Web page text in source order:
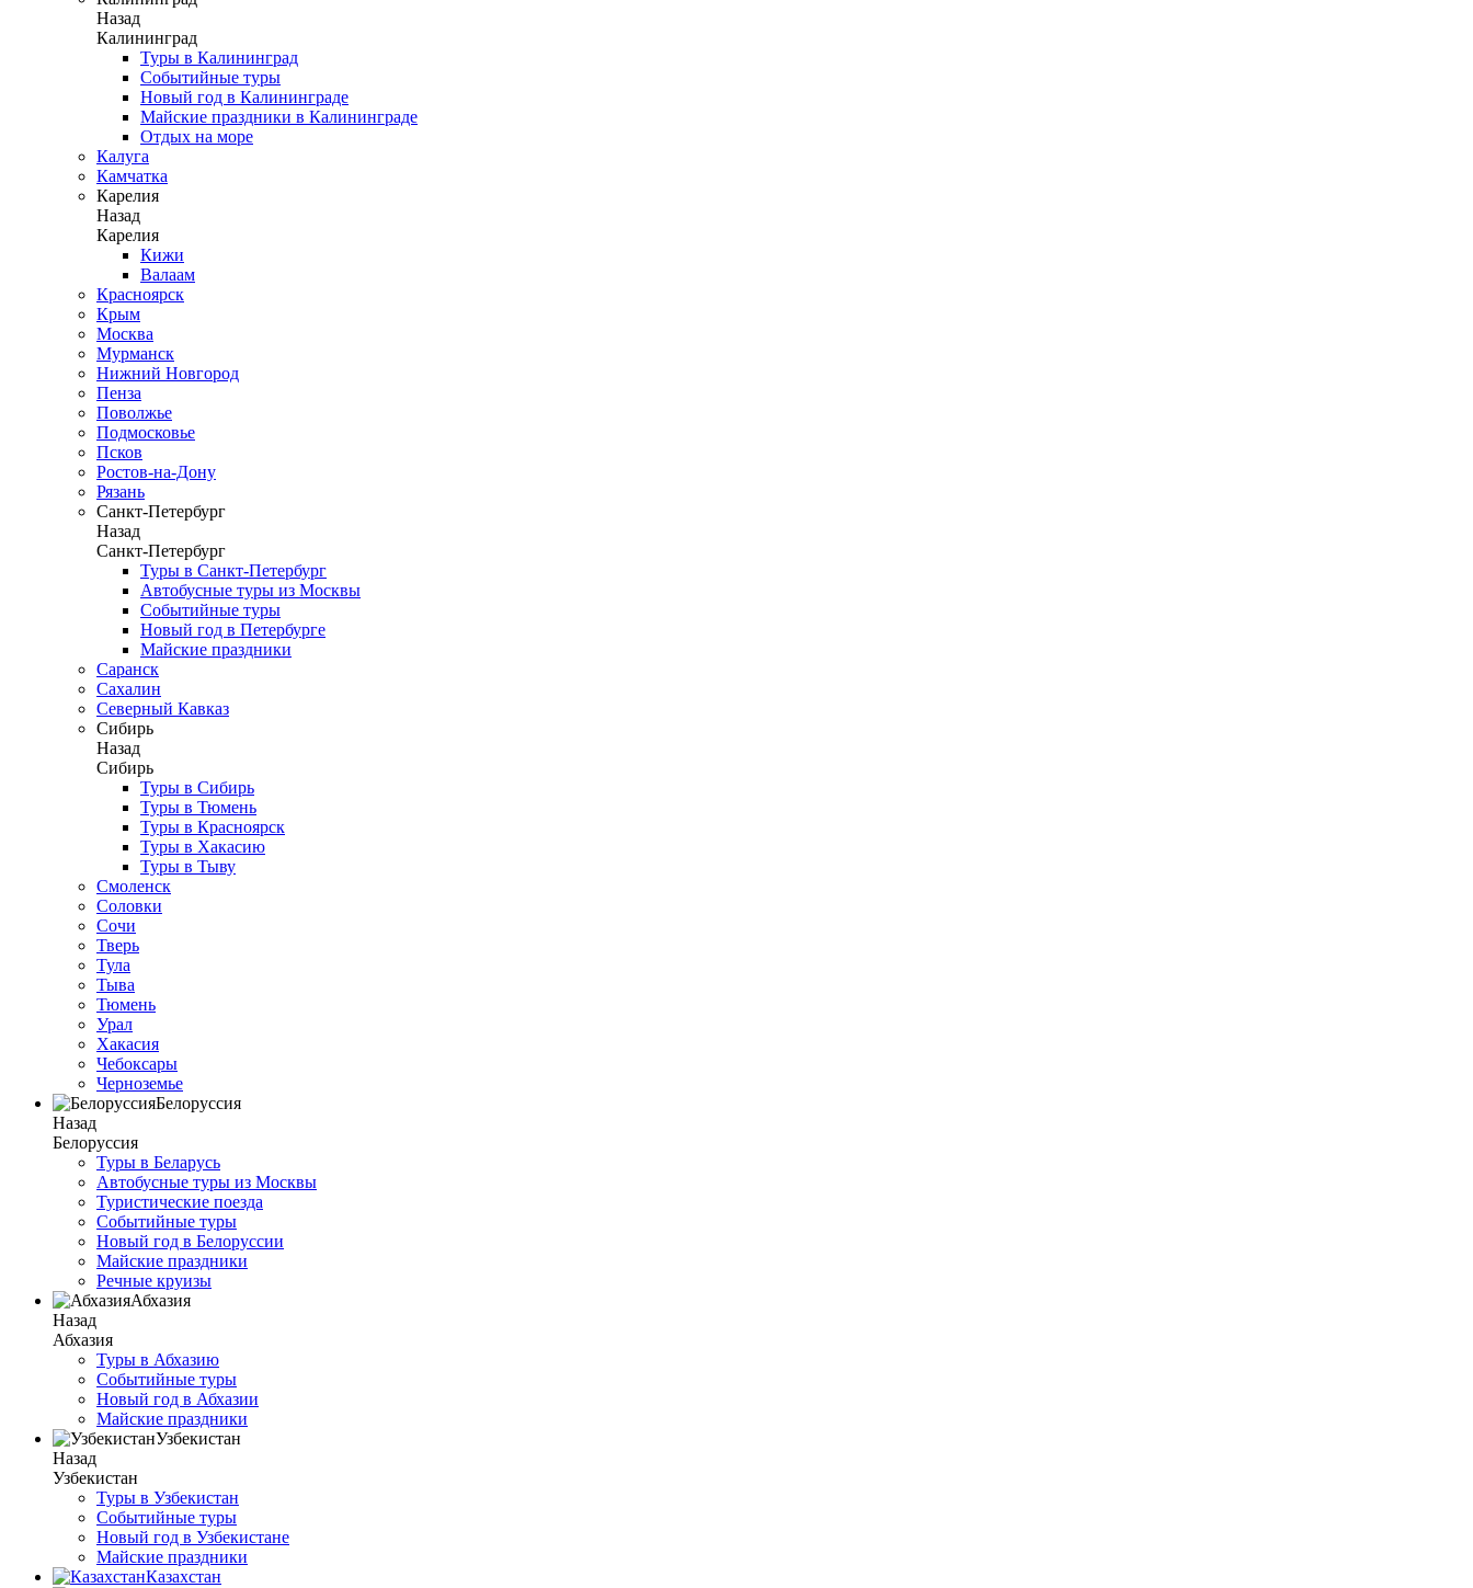
Назад
Калининград
Туры в Калининград
Событийные туры
Новый год в Калининграде
Майские праздники в Калининграде
Отдых на море
Калуга
Камчатка
Карелия
Назад
Карелия
Кижи
Валаам
Красноярск
Крым
Москва
Мурманск
Нижний Новгород
Пенза
Поволжье
Подмосковье
Псков
Ростов-на-Дону
Рязань
Санкт-Петербург
Назад
Санкт-Петербург
Туры в Санкт-Петербург
Автобусные туры из Москвы
Событийные туры
Новый год в Петербурге
Майские праздники
Саранск
Сахалин
Северный Кавказ
Сибирь
Назад
Сибирь
Туры в Сибирь
Туры в Тюмень
Туры в Красноярск
Туры в Хакасию
Туры в Тыву
Смоленск
Соловки
Сочи
Тверь
Тула
Тыва
Тюмень
Урал
Хакасия
Чебоксары
Черноземье
Белоруссия
Назад
Белоруссия
Туры в Беларусь
Автобусные туры из Москвы
Туристические поезда
Событийные туры
Новый год в Белоруссии
Майские праздники
Речные круизы
Абхазия
Назад
Абхазия
Туры в Абхазию
Событийные туры
Новый год в Абхазии
Майские праздники
Узбекистан
Назад
Узбекистан
Туры в Узбекистан
Событийные туры
Новый год в Узбекистане
Майские праздники
Казахстан